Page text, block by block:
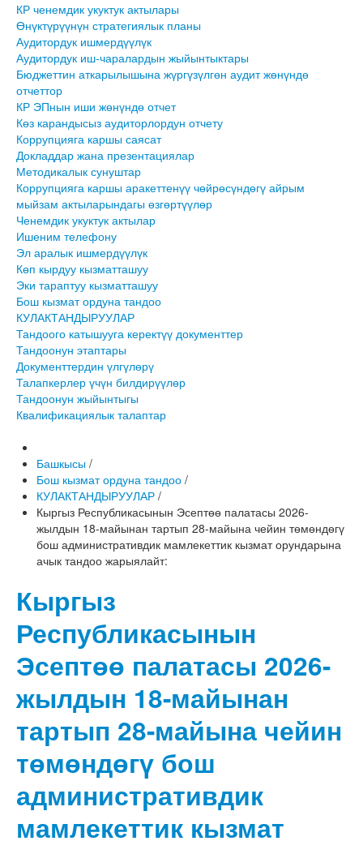
КР ченемдик укуктук актылары
Өнүктүрүүнүн стратегиялык планы
Аудитордук ишмердүүлүк
Аудитордук иш-чаралардын жыйынтыктары
Бюджеттин аткарылышына жүргүзүлгөн аудит жөнүндө
отчеттор
КР ЭПнын иши жөнүндө отчет
Көз карандысыз аудиторлордун отчету
Коррупцияга каршы саясат
Докладдар жана презентациялар
Методикалык сунуштар
Коррупцияга каршы аракеттенүү чөйрөсүндөгү айрым
мыйзам актыларындагы өзгөртүүлөр
Ченемдик укуктук актылар
Ишеним телефону
Эл аралык ишмердүүлүк
Көп кырдуу кызматташуу
Эки тараптуу кызматташуу
Бош кызмат ордуна тандоо
КУЛАКТАНДЫРУУЛАР
Тандоого катышууга керектүү документтер
Тандоонун этаптары
Документтердин үлгүлөрү
Талапкерлер үчүн билдирүүлөр
Тандоонун жыйынтыгы
Квалификациялык талаптар
Башкысы /
Бош кызмат ордуна тандоо /
КУЛАКТАНДЫРУУЛАР /
Кыргыз Республикасынын Эсептөө палатасы 2026-
жылдын 18-майынан тартып 28-майына чейин төмөндөгү
бош административдик мамлекеттик кызмат орундарына
ачык тандоо жарыялайт:
Кыргыз
Республикасынын
Эсептөө палатасы 2026-
жылдын 18-майынан
тартып 28-майына чейин
төмөндөгү бош
административдик
мамлекеттик кызмат